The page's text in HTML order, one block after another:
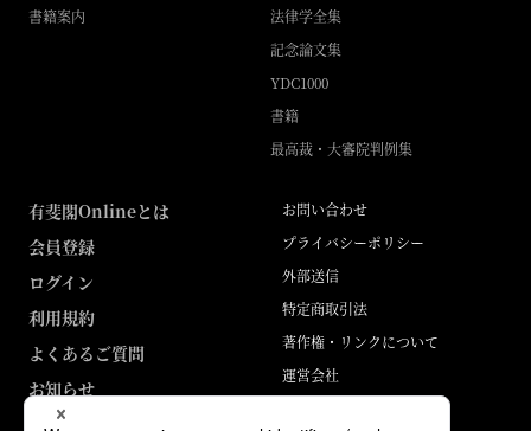
書籍案内
法律学全集
記念論文集
YDC1000
書籍
最高裁・大審院判例集
有斐閣Onlineとは
会員登録
ログイン
利用規約
よくあるご質問
お知らせ
お問い合わせ
プライバシーポリシー
外部送信
特定商取引法
著作権・リンクについて
運営会社